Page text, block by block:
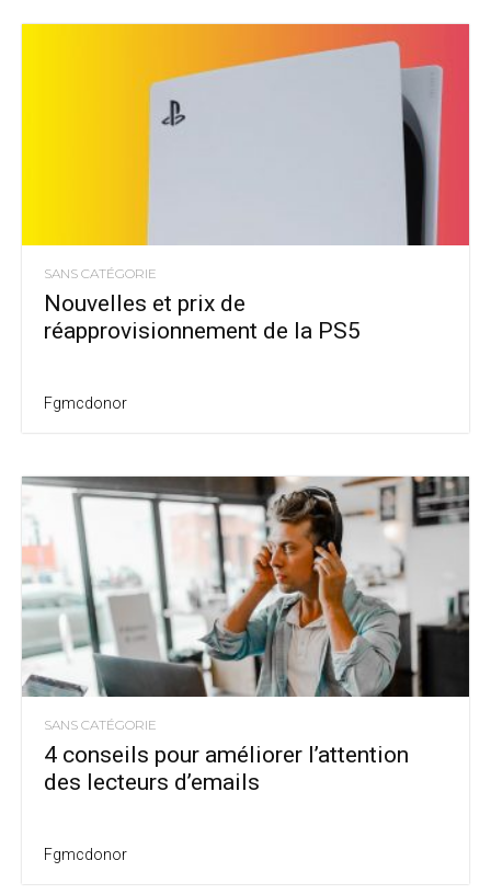
SANS CATÉGORIE
Nouvelles et prix de
réapprovisionnement de la PS5
Fgmcdonor
SANS CATÉGORIE
4 conseils pour améliorer l’attention
des lecteurs d’emails
Fgmcdonor